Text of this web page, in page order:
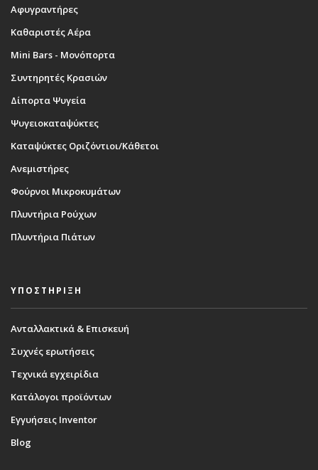
Αφυγραντήρες
Καθαριστές Αέρα
Mini Bars - Μονόπορτα
Συντηρητές Κρασιών
Δίπορτα Ψυγεία
Ψυγειοκαταψύκτες
Καταψύκτες Οριζόντιοι/Κάθετοι
Ανεμιστήρες
Φούρνοι Μικροκυμάτων
Πλυντήρια Ρούχων
Πλυντήρια Πιάτων
ΥΠΟΣΤΗΡΙΞΗ
Ανταλλακτικά & Επισκευή
Συχνές ερωτήσεις
Τεχνικά εγχειρίδια
Κατάλογοι προϊόντων
Εγγυήσεις Inventor
Blog